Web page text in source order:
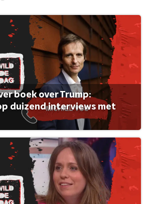
boek over Trump:
duizend interviews met